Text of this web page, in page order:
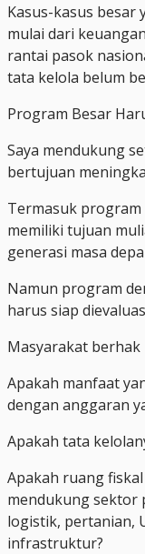
Kasus-kasus besar
mulai dari
rantai pasok
tata kelola belum
Program Besar
Saya mendukung
bertujuan
Termasuk program
memiliki tujuan
generasi masa
Namun program
harus siap
Masyarakat berhak
Apakah manfaat
dengan anggaran
Apakah tata
Apakah ruang
mendukung sektor
logistik, pertanian,
infrastruktur?